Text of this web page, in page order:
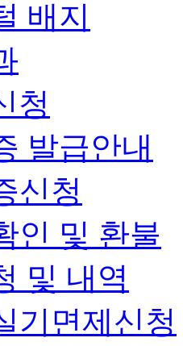
배지
청
발급안내
신청
인 및 환불
및 내역
기면제신청